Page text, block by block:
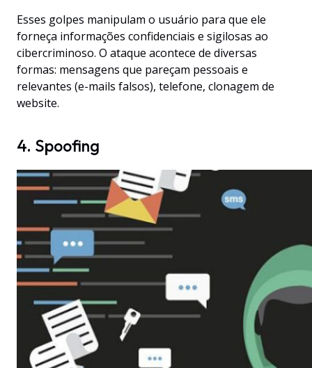
Esses golpes manipulam o usuário para que ele
forneça informações confidenciais e sigilosas ao
cibercriminoso. O ataque acontece de diversas
formas: mensagens que pareçam pessoais e
relevantes (e-mails falsos), telefone, clonagem de
website.
4. Spoofing